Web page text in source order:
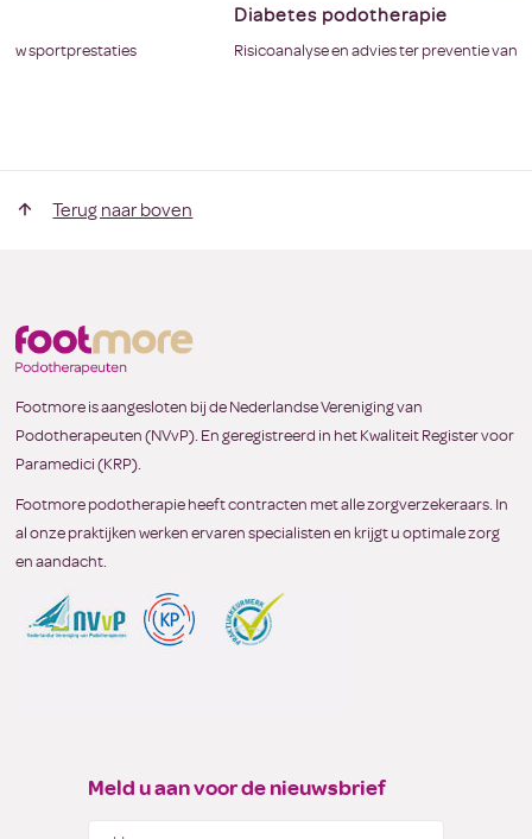
Diabetes podotherapie
Risicoanalyse en advies ter preventie van wondjes.
Terug naar boven
Footmore is aangesloten bij de Nederlandse Vereniging van
Podotherapeuten (NVvP). En geregistreerd in het Kwaliteit Register voor
Paramedici (KRP).
Footmore podotherapie heeft contracten met alle zorgverzekeraars. In
al onze praktijken werken ervaren specialisten en krijgt u optimale zorg
en aandacht.
Meld u aan voor de nieuwsbrief